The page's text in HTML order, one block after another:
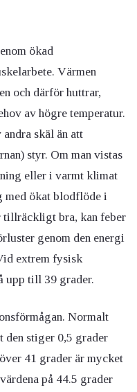
ökad
Värmen
och därför huttrar,
av högre temperatur.
skäl än att
styr. Om man vistas
eller i varmt klimat
med ökat blodflöde i
tillräckligt bra, kan feber
genom den energi
extrem fysisk
upp till 39 grader.
Normalt
den stiger 0,5 grader
41 grader är mycket
på 44.5 grader